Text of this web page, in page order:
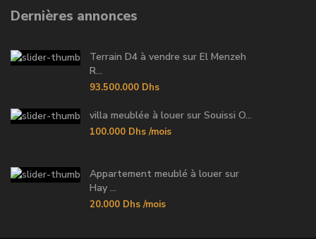
Dernières annonces
Terrain D4 à vendre sur El Menzeh
R...
93.500.000 Dhs
villa meublée à louer sur Souissi O...
100.000 Dhs /mois
Appartement meublé à louer sur
Hay ...
20.000 Dhs /mois